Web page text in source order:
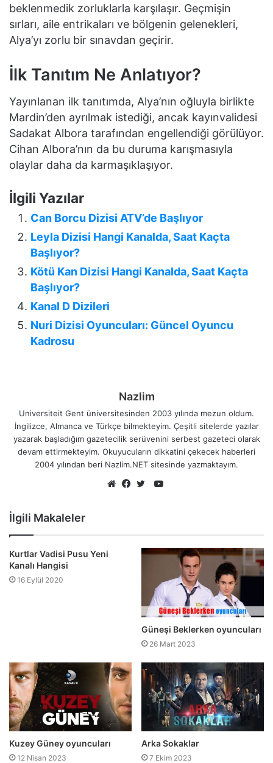
beklenmedik zorluklarla karşılaşır. Geçmişin
sırları, aile entrikaları ve bölgenin gelenekleri,
Alya’yı zorlu bir sınavdan geçirir.
İlk Tanıtım Ne Anlatıyor?
Yayınlanan ilk tanıtımda, Alya’nın oğluyla birlikte
Mardin’den ayrılmak istediği, ancak kayınvalidesi
Sadakat Albora tarafından engellendiği görülüyor.
Cihan Albora’nın da bu duruma karışmasıyla
olaylar daha da karmaşıklaşıyor.
İlgili Yazılar
Can Borcu Dizisi ATV’de Başlıyor
Leyla Dizisi Hangi Kanalda, Saat Kaçta
Başlıyor?
Kötü Kan Dizisi Hangi Kanalda, Saat Kaçta
Başlıyor?
Kanal D Dizileri
Nuri Dizisi Oyuncuları: Güncel Oyuncu
Kadrosu
Nazlim
Universiteit Gent üniversitesinden 2003 yılında mezun oldum.
İngilizce, Almanca ve Türkçe bilmekteyim. Çeşitli sitelerde yazılar
yazarak başladığım gazetecilik serüvenini serbest gazeteci olarak
devam ettirmekteyim. Okuyucuların dikkatini çekecek haberleri
2004 yılından beri Nazlim.NET sitesinde yazmaktayım.
YouTube
İlgili Makaleler
Kurtlar Vadisi Pusu Yeni
Kanalı Hangisi
16 Eylül 2020
Güneşi Beklerken oyuncuları
26 Mart 2023
Kuzey Güney oyuncuları
12 Nisan 2023
Arka Sokaklar
7 Ekim 2023